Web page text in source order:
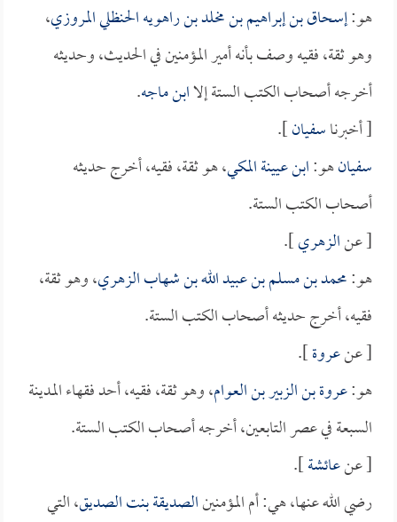
هو:إسحاق بن إبراهيم بن مخلد بن راهويه الحنظلي المروزي،
وهو ثقة، فقيه وصف بأنه أمير المؤمنين في الحديث، وحديثه
أخرجه أصحاب الكتب الستة إلاابن ماجه.
[ أخبرناسفيان].
سفيانهو:ابن عيينة المكي، هو ثقة، فقيه، أخرج حديثه
أصحاب الكتب الستة.
[ عنالزهري].
هو:محمد بن مسلم بن عبيد الله بن شهاب الزهري، وهو ثقة،
فقيه، أخرج حديثه أصحاب الكتب الستة.
[ عنعروة].
هو:عروة بن الزبير بن العوام، وهو ثقة، فقيه، أحد فقهاء المدينة
السبعة في عصر التابعين، أخرجه أصحاب الكتب الستة.
[ عنعائشة].
رضي الله عنها، هي: أم المؤمنينالصديقة بنت الصديق، التي